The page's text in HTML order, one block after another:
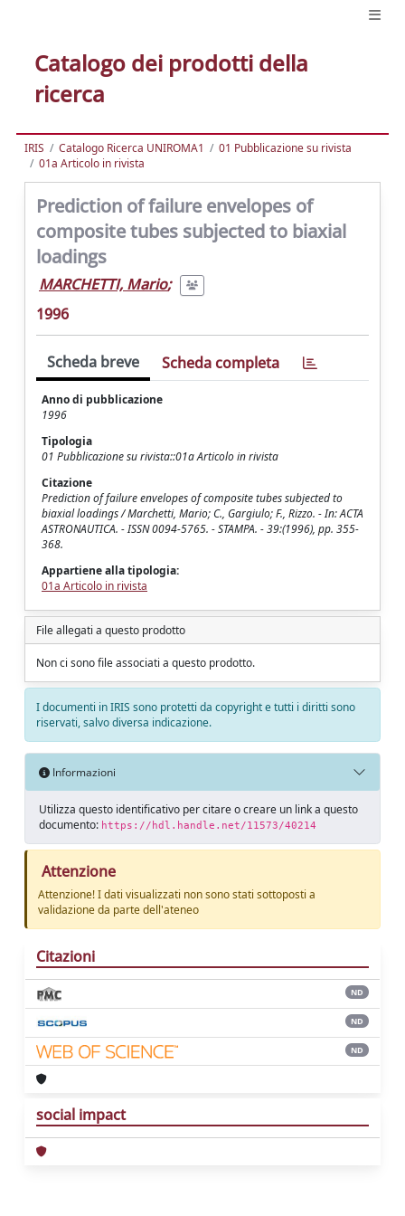
Catalogo dei prodotti della
ricerca
IRIS Catalogo Ricerca UNIROMA1
01 Pubblicazione su rivista
01a Articolo in rivista
Prediction of failure envelopes of
composite tubes subjected to biaxial
loadings
MARCHETTI, Mario;
1996
Scheda breve Scheda completa
Anno di pubblicazione
1996
Tipologia
01 Pubblicazione su rivista::01a Articolo in rivista
Citazione
Prediction of failure envelopes of composite tubes subjected to
biaxial loadings / Marchetti, Mario; C., Gargiulo; F., Rizzo. - In: ACTA
ASTRONAUTICA. - ISSN 0094-5765. - STAMPA. - 39:(1996), pp. 355-
368.
Appartiene alla tipologia:
01a Articolo in rivista
File allegati a questo prodotto
Non ci sono file associati a questo prodotto.
I documenti in IRIS sono protetti da copyright e tutti i diritti sono
riservati, salvo diversa indicazione.
Informazioni
Utilizza questo identificativo per citare o creare un link a questo
documento: https://hdl.handle.net/11573/40214
Attenzione
Attenzione! I dati visualizzati non sono stati sottoposti a
validazione da parte dell'ateneo
Citazioni
ND
ND
ND
social impact